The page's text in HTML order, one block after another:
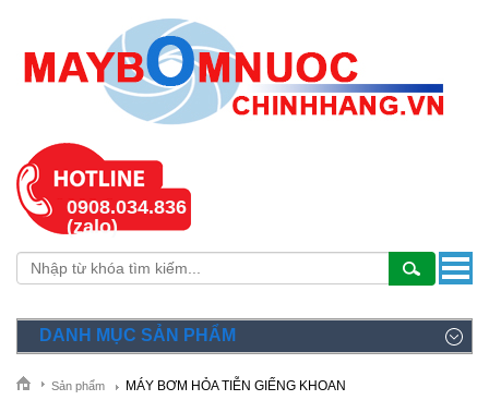
0908.034.836
(zalo)
DANH MỤC SẢN PHẨM
Sản phẩm MÁY BƠM HỎA TIỄN GIẾNG KHOAN